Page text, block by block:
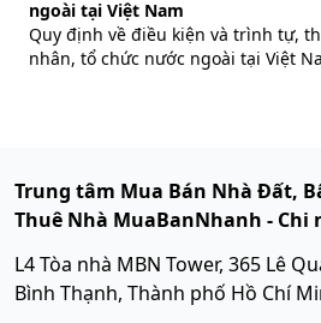
ngoài tại Việt Nam
Quy định về điều kiện và trình tự,
nhân, tổ chức nước ngoài tại Việt
Trung tâm Mua Bán Nhà Đất,
Thuê Nhà MuaBanNhanh - Chi
L4 Tòa nhà MBN Tower, 365 Lê
Bình Thạnh, Thành phố Hồ Chí